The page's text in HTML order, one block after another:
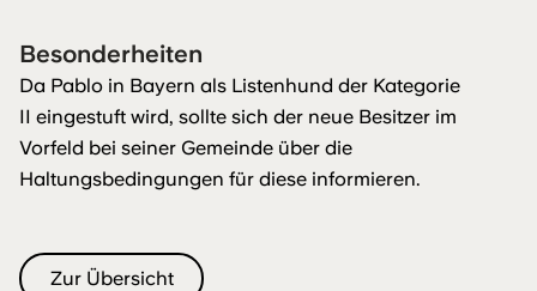
Besonderheiten
Da Pablo in Bayern als Listenhund der Kategorie
II eingestuft wird, sollte sich der neue Besitzer im
Vorfeld bei seiner Gemeinde über die
Haltungsbedingungen für diese informieren.
Zur Übersicht